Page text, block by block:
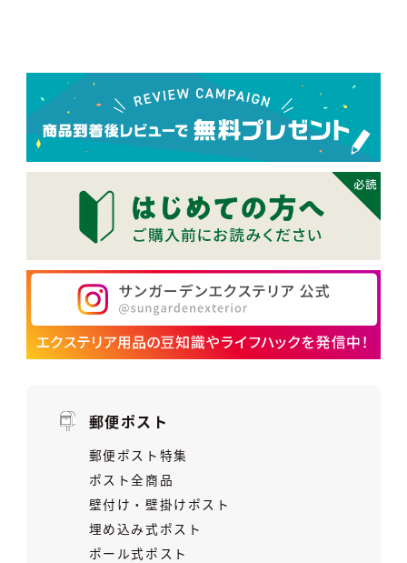
郵便ポスト
郵便ポスト特集
ポスト全商品
壁付け・壁掛けポスト
埋め込み式ポスト
ポール式ポスト